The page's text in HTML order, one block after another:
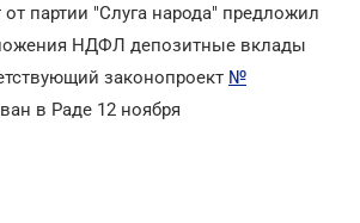
партии "Слуга народа" предложил
НДФЛ депозитные вклады
законопроект №
в Раде 12 ноября